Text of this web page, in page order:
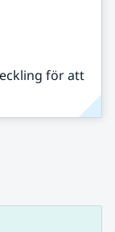
för att